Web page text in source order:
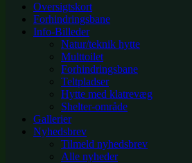
Oversigtskort
Forhindringsbane
Info-Billeder
Natur/teknik hytte
Multtoilet
Forhindringsbane
Teltpladser
Hytte med klatrevæg
Shelter-område
Gallerier
Nyhedsbrev
Tilmeld nyhedsbrev
Alle nyheder